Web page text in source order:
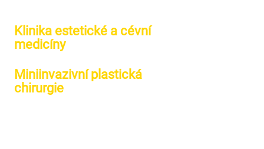
Klinika estetické a cévní
medicíny
Miniinvazivní plastická
chirurgie